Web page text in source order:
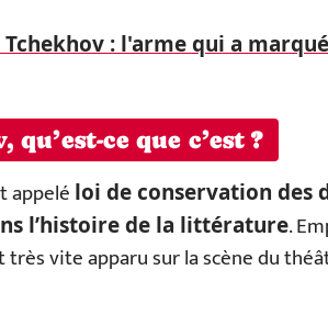
Tchekhov : l'arme qui a
ce que c’est ?
appelé loi de conservation des
l’histoire de la littérature.
vite apparu sur la scène du